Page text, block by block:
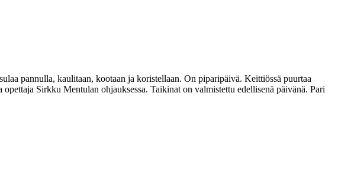
pannulla, kaulitaan, kootaan ja koristellaan. On piparipäivä. Keittiössä puurtaa
Sirkku Mentulan ohjauksessa. Taikinat on valmistettu edellisenä päivänä. Pari